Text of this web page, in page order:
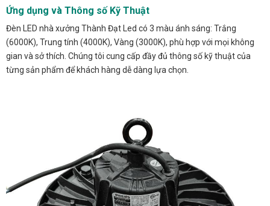
Ứng dụng và Thông số Kỹ Thuật
Đèn LED nhà xưởng Thành Đạt Led có 3 màu ánh sáng: Trắng
(6000K), Trung tính (4000K), Vàng (3000K), phù hợp với mọi không
gian và sở thích. Chúng tôi cung cấp đầy đủ thông số kỹ thuật của
từng sản phẩm để khách hàng dễ dàng lựa chọn.